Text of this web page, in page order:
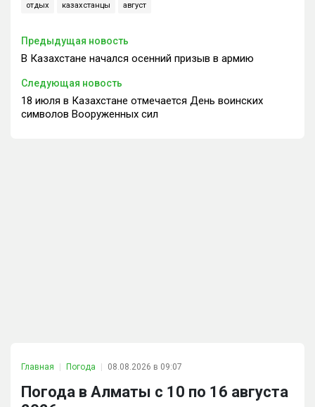
отдых казахстанцы август
Предыдущая новость
В Казахстане начался осенний призыв в армию
Следующая новость
18 июля в Казахстане отмечается День воинских
символов Вооруженных сил
Главная Погода 08.08.2026 в 09:07
Погода в Алматы с 10 по 16 августа